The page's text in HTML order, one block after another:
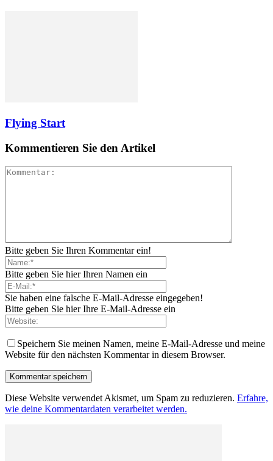
Flying Start
Kommentieren Sie den Artikel
Bitte geben Sie Ihren Kommentar ein!
Bitte geben Sie hier Ihren Namen ein
Sie haben eine falsche E-Mail-Adresse eingegeben!
Bitte geben Sie hier Ihre E-Mail-Adresse ein
Speichern Sie meinen Namen, meine E-Mail-Adresse und meine
Website für den nächsten Kommentar in diesem Browser.
Diese Website verwendet Akismet, um Spam zu reduzieren. Erfahre,
wie deine Kommentardaten verarbeitet werden.